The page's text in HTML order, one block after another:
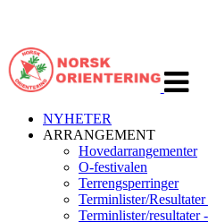
NYHETER
ARRANGEMENT
Hovedarrangementer
O-festivalen
Terrengsperringer
Terminlister/
Terminlister/resultater